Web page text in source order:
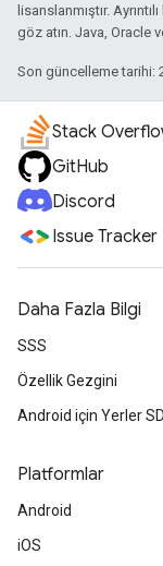
lisanslanmıştır.
göz atın. Java, Oracle
Son güncelleme tarihi:
Stack
GitHub
Discord
Issue Tracker
Daha Fazla Bilgi
SSS
Özellik Gezgini
Android için Yerler
Platformlar
Android
iOS